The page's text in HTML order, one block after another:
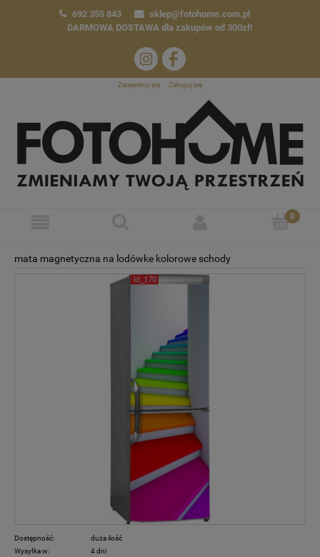
692 355 843
sklep@fotohome.com.pl
DARMOWA DOSTAWA dla zakupów od 300zł!
Zarejestruj się Zaloguj się
mata magnetyczna na lodówke kolorowe schody
Dostępność:
duża ilość
Wysyłka w:
4 dni